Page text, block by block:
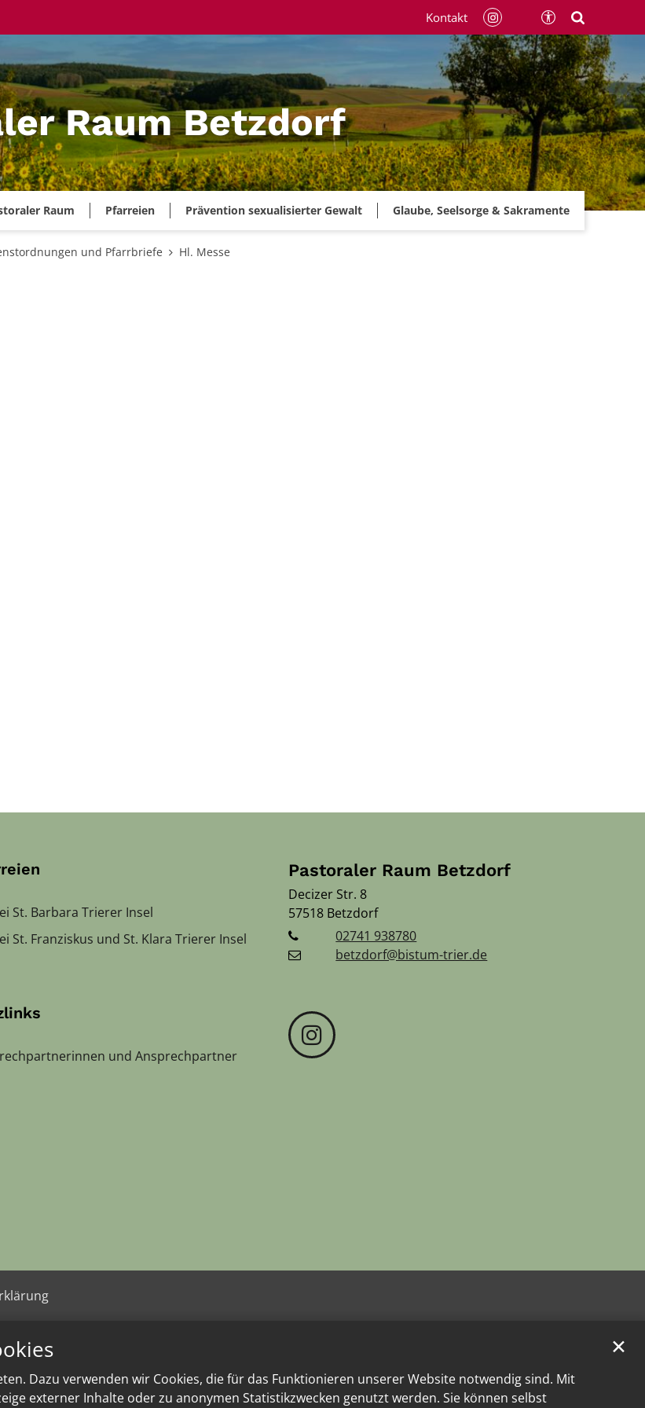
Dazu verwenden wir Cookies, die für das Funktionieren unserer Website notwendig sind. Mit
externer Inhalte oder zu anonymen Statistikzwecken genutzt werden. Sie können selbst
✕
Raum Betzdorf
Raum Pfarreien Prävention sexualisierter Gewalt Glaube, Seelsorge & Sakramente
Kontakt
und Pfarrbriefe Hl. Messe
St. Barbara Trierer Insel
St. Franziskus und St. Klara Trierer Insel
und Ansprechpartner
Pastoraler Raum Betzdorf
Decizer Str. 8
57518 Betzdorf
02741 938780
betzdorf@bistum-trier.de